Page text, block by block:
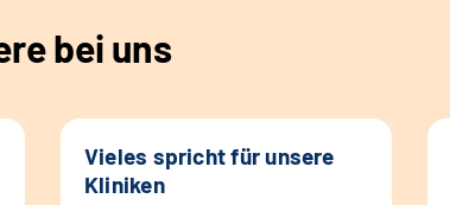
bei uns
Vieles spricht für unsere
Kliniken